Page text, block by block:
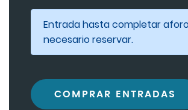
Entrada hasta completar
necesario reservar.
COMPRAR ENTRADAS